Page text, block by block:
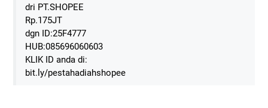
dri PT.SHOPEE
Rp.175JT
dgn ID:25F4777
HUB:085696060603
KLIK ID anda di:
bit.ly/pestahadiahshopee